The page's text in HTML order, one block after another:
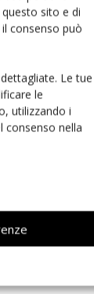
sito e di
consenso può
Le tue
le
utilizzando i
consenso nella